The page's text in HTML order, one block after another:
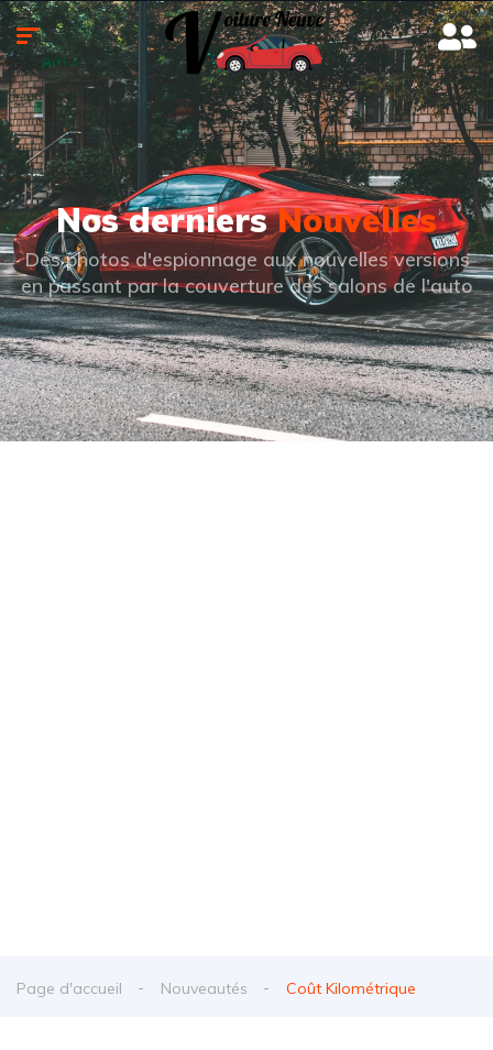
Nos derniersNouvelles
Des photos d'espionnage aux nouvelles versions
en passant par la couverture des salons de l'auto
Page d'accueil Nouveautés Coût Kilométrique